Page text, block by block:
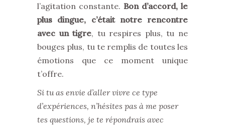
l’agitation constante. Bon d’accord, le
plus dingue, c’était notre rencontre
avec un tigre, tu respires plus, tu ne
bouges plus, tu te remplis de toutes les
émotions que ce moment unique
t’offre.
Si tu as envie d’aller vivre ce type
d’expériences, n’hésites pas à me poser
tes questions, je te répondrais avec